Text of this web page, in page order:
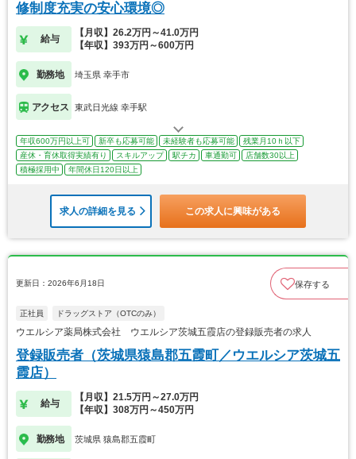
修制度充実の安心環境◎
給与
【月収】26.2万円～41.0万円
【年収】393万円～600万円
勤務地 埼玉県 幸手市
アクセス 東武日光線 幸手駅
年収600万円以上可 新卒も応募可能 未経験者も応募可能
残業月10ｈ以下
産休・育休取得実績有り
スキルアップ 駅チカ 車通勤可
店舗数30以上
積極採用中
年間休日120日以上
求人の詳細を見る この求人に興味がある
更新日：2026年6月18日 保存する
正社員 ドラッグストア（OTCのみ）
ウエルシア薬局株式会社 ウエルシア茨城五霞店の登録販売者の求人
登録販売者（茨城県猿島郡五霞町／ウエルシア茨城五
霞店）
給与
【月収】21.5万円～27.0万円
【年収】308万円～450万円
勤務地 茨城県 猿島郡五霞町